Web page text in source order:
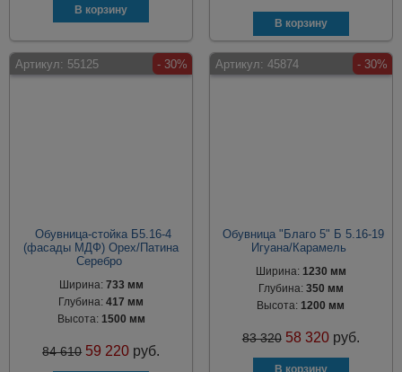
Артикул: 55125 - 30%
Обувница-стойка Б5.16-4
(фасады МДФ) Орех/Патина
Серебро
Ширина: 733 мм
Глубина:417 мм
Высота: 1500 мм
84 610 59 220 руб.
Артикул: 45874 - 30%
Обувница "Благо 5" Б 5.16-19
Игуана/Карамель
Ширина: 1230 мм
Глубина: 350 мм
Высота:1200 мм
83 320 58 320 руб.